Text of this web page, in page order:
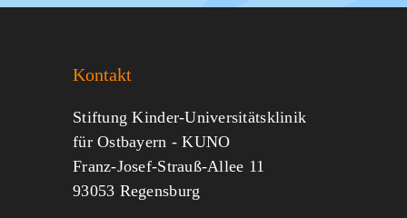
Jeder kann helfen.
MITMACHEN SPENDEN
Kontakt
Stiftung Kinder-Universitätsklinik
für Ostbayern - KUNO
Franz-Josef-Strauß-Allee 11
93053 Regensburg